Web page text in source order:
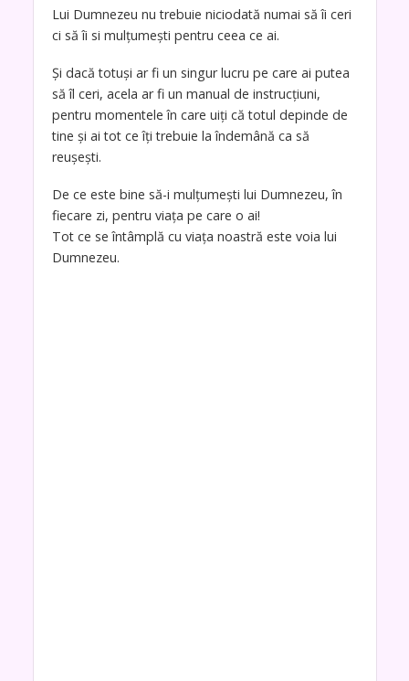
Lui Dumnezeu nu trebuie niciodată numai să îi ceri
ci să îi si mulţumeşti pentru ceea ce ai.
Şi dacă totuşi ar fi un singur lucru pe care ai putea
să îl ceri, acela ar fi un manual de instrucţiuni,
pentru momentele în care uiţi că totul depinde de
tine şi ai tot ce îţi trebuie la îndemână ca să
reuşeşti.
De ce este bine să-i mulțumești lui Dumnezeu, în
fiecare zi, pentru viața pe care o ai!
Tot ce se întâmplă cu viața noastră este voia lui
Dumnezeu.